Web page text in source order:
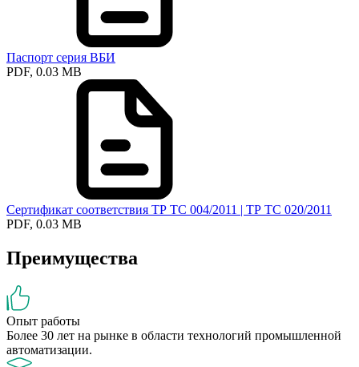
Паспорт серия ВБИ
PDF, 0.03 MB
Сертификат соответствия ТР ТС 004/2011 | ТР ТС 020/2011
PDF, 0.03 MB
Преимущества
Опыт работы
Более 30 лет на рынке в области технологий промышленной
автоматизации.